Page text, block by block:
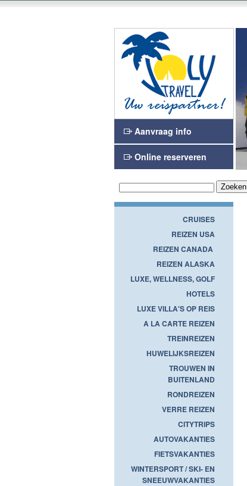
Aanvraag info
Online reserveren
CRUISES
REIZEN USA
REIZEN CANADA
REIZEN ALASKA
LUXE, WELLNESS, GOLF
HOTELS
LUXE VILLA'S OP REIS
A LA CARTE REIZEN
TREINREIZEN
HUWELIJKSREIZEN
TROUWEN IN
BUITENLAND
RONDREIZEN
VERRE REIZEN
CITYTRIPS
AUTOVAKANTIES
FIETSVAKANTIES
WINTERSPORT / SKI- EN
SNEEUWVAKANTIES